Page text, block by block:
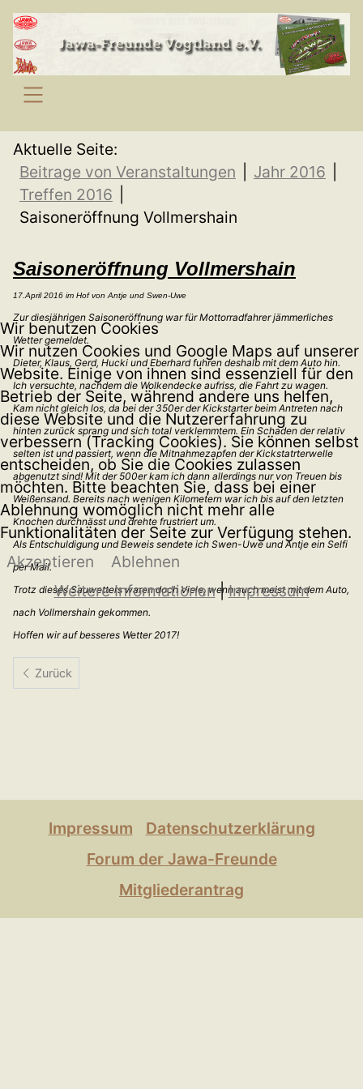
SKIP TO MAIN CONTENT
Aktuelle Seite:
Beitrage von Veranstaltungen
Jahr 2016
Treffen 2016
Saisoneröffnung Vollmershain
Saisoneröffnung Vollmershain
17.April 2016 im Hof von Antje und Swen-Uwe
Zur diesjährigen Saisoneröffnung war für Mottorradfahrer jämmerliches
Wetter gemeldet.
Dieter, Klaus, Gerd, Hucki und Eberhard fuhren deshalb mit dem Auto hin.
Ich versuchte, nachdem die Wolkendecke aufriss, die Fahrt zu wagen.
Kam nicht gleich los, da bei der 350er der Kickstarter beim Antreten nach
hinten zurück sprang und sich total verklemmtem. Ein Schaden der relativ
selten ist und passiert, wenn die Mitnahmezapfen der Kickstatrterwelle
abgenutzt sind! Mit der 500er kam ich dann allerdings nur von Treuen bis
Weißensand. Bereits nach wenigen Kilometern war ich bis auf den letzten
Knochen durchnässt und drehte frustriert um.
Als Entschuldigung und Beweis sendete ich Swen-Uwe und Antje ein Selfi
per Mail.
Trotz dieses Sauwetters waren doch Viele, wenn auch meist mit dem Auto,
nach Vollmershain gekommen.
Hoffen wir auf besseres Wetter 2017!
Vorheriger Beitrag: 14. JAWA Treffen der Jawafreunde
Zurück
Impressum
Datenschutzerklärung
Forum der Jawa-Freunde
Mitgliederantrag
Wir benutzen Cookies
Wir nutzen Cookies und Google Maps auf unserer
Website. Einige von ihnen sind essenziell für den
Betrieb der Seite, während andere uns helfen,
diese Website und die Nutzererfahrung zu
verbessern (Tracking Cookies). Sie können selbst
entscheiden, ob Sie die Cookies zulassen
möchten. Bitte beachten Sie, dass bei einer
Ablehnung womöglich nicht mehr alle
Funktionalitäten der Seite zur Verfügung stehen.
Akzeptieren
Ablehnen
Weitere Informationen|Impressum